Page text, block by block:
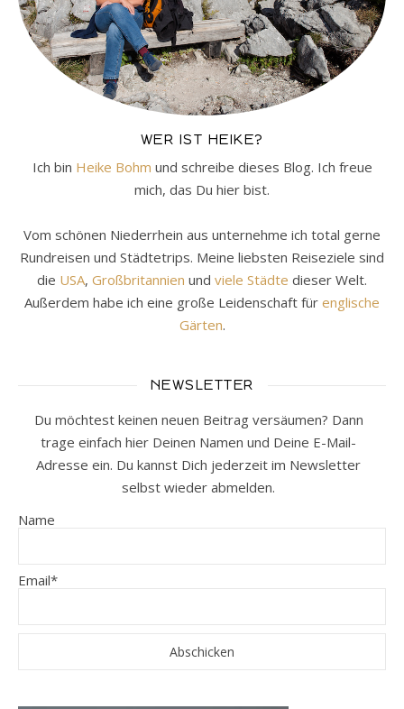
WER IST HEIKE?
Ich bin Heike Bohm und schreibe dieses Blog. Ich freue
mich, das Du hier bist.
Vom schönen Niederrhein aus unternehme ich total gerne
Rundreisen und Städtetrips. Meine liebsten Reiseziele sind
die USA, Großbritannien und viele Städte dieser Welt.
Außerdem habe ich eine große Leidenschaft für englische
Gärten.
NEWSLETTER
Du möchtest keinen neuen Beitrag versäumen? Dann
trage einfach hier Deinen Namen und Deine E-Mail-
Adresse ein. Du kannst Dich jederzeit im Newsletter
selbst wieder abmelden.
Name
Email*